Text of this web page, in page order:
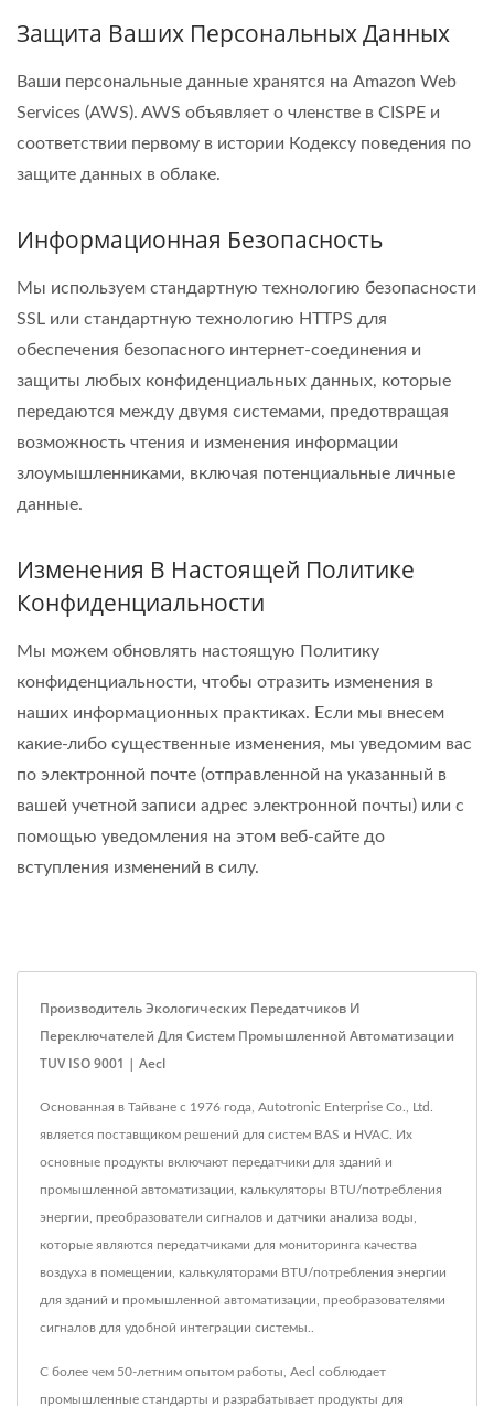
Защита Ваших Персональных Данных
Ваши персональные данные хранятся на Amazon Web
Services (AWS). AWS объявляет о членстве в CISPE и
соответствии первому в истории Кодексу поведения по
защите данных в облаке.
Информационная Безопасность
Мы используем стандартную технологию безопасности
SSL или стандартную технологию HTTPS для
обеспечения безопасного интернет-соединения и
защиты любых конфиденциальных данных, которые
передаются между двумя системами, предотвращая
возможность чтения и изменения информации
злоумышленниками, включая потенциальные личные
данные.
Изменения В Настоящей Политике
Конфиденциальности
Мы можем обновлять настоящую Политику
конфиденциальности, чтобы отразить изменения в
наших информационных практиках. Если мы внесем
какие-либо существенные изменения, мы уведомим вас
по электронной почте (отправленной на указанный в
вашей учетной записи адрес электронной почты) или с
помощью уведомления на этом веб-сайте до
вступления изменений в силу.
Производитель Экологических Передатчиков И
Переключателей Для Систем Промышленной Автоматизации
TUV ISO 9001 | Aecl
Основанная в Тайване с 1976 года, Autotronic Enterprise Co., Ltd.
является поставщиком решений для систем BAS и HVAC. Их
основные продукты включают передатчики для зданий и
промышленной автоматизации, калькуляторы BTU/потребления
энергии, преобразователи сигналов и датчики анализа воды,
которые являются передатчиками для мониторинга качества
воздуха в помещении, калькуляторами BTU/потребления энергии
для зданий и промышленной автоматизации, преобразователями
сигналов для удобной интеграции системы..
С более чем 50-летним опытом работы, Aecl соблюдает
промышленные стандарты и разрабатывает продукты для